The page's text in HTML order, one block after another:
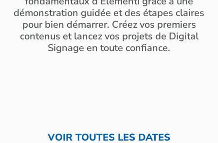
démonstration guidée et des étapes claires
pour bien démarrer. Créez vos premiers
contenus et lancez vos projets de Digital
Signage en toute confiance.
VOIR TOUTES LES DATES